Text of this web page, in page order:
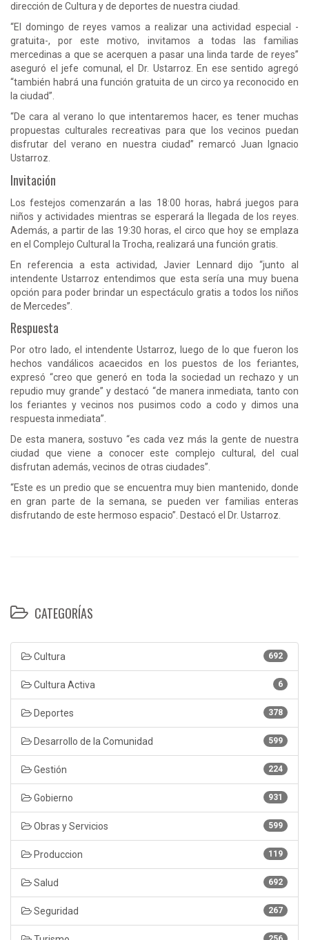
dirección de Cultura y de deportes de nuestra ciudad.
“El domingo de reyes vamos a realizar una actividad especial -
gratuita-, por este motivo, invitamos a todas las familias
mercedinas a que se acerquen a pasar una linda tarde de reyes”
aseguró el jefe comunal, el Dr. Ustarroz. En ese sentido agregó
“también habrá una función gratuita de un circo ya reconocido en
la ciudad”.
“De cara al verano lo que intentaremos hacer, es tener muchas
propuestas culturales recreativas para que los vecinos puedan
disfrutar del verano en nuestra ciudad” remarcó Juan Ignacio
Ustarroz.
Invitación
Los festejos comenzarán a las 18:00 horas, habrá juegos para
niños y actividades mientras se esperará la llegada de los reyes.
Además, a partir de las 19:30 horas, el circo que hoy se emplaza
en el Complejo Cultural la Trocha, realizará una función gratis.
En referencia a esta actividad, Javier Lennard dijo “junto al
intendente Ustarroz entendimos que esta sería una muy buena
opción para poder brindar un espectáculo gratis a todos los niños
de Mercedes”.
Respuesta
Por otro lado, el intendente Ustarroz, luego de lo que fueron los
hechos vandálicos acaecidos en los puestos de los feriantes,
expresó “creo que generó en toda la sociedad un rechazo y un
repudio muy grande” y destacó “de manera inmediata, tanto con
los feriantes y vecinos nos pusimos codo a codo y dimos una
respuesta inmediata”.
De esta manera, sostuvo “es cada vez más la gente de nuestra
ciudad que viene a conocer este complejo cultural, del cual
disfrutan además, vecinos de otras ciudades”.
“Este es un predio que se encuentra muy bien mantenido, donde
en gran parte de la semana, se pueden ver familias enteras
disfrutando de este hermoso espacio”. Destacó el Dr. Ustarroz.
CATEGORÍAS
692
Cultura
6
Cultura Activa
378
Deportes
599
Desarrollo de la Comunidad
224
Gestión
931
Gobierno
599
Obras y Servicios
119
Produccion
692
Salud
267
Seguridad